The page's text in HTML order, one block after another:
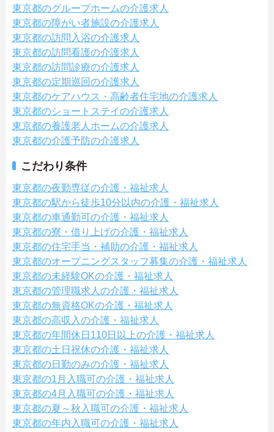
東京都のグループホームの介護求人
東京都の障がい者施設の介護求人
東京都の訪問入浴の介護求人
東京都の訪問看護の介護求人
東京都の訪問診療の介護求人
東京都の定期巡回の介護求人
東京都のケアハウス・高齢者住宅地の介護求人
東京都のショートステイの介護求人
東京都の養護老人ホームの介護求人
東京都の介護予防の介護求人
こだわり条件
東京都の夜勤専従の介護・福祉求人
東京都の駅から徒歩10分以内の介護・福祉求人
東京都の車通勤可の介護・福祉求人
東京都の寮・借り上げの介護・福祉求人
東京都の住宅手当・補助の介護・福祉求人
東京都のオープニングスタッフ募集の介護・福祉求人
東京都の未経験OKの介護・福祉求人
東京都の管理職求人の介護・福祉求人
東京都の無資格OKの介護・福祉求人
東京都の高収入の介護・福祉求人
東京都の年間休日110日以上の介護・福祉求人
東京都の土日祝休の介護・福祉求人
東京都の日勤のみの介護・福祉求人
東京都の1月入職可の介護・福祉求人
東京都の4月入職可の介護・福祉求人
東京都の夏～秋入職可の介護・福祉求人
東京都の年内入職可の介護・福祉求人